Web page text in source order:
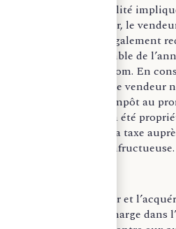
Ce principe d’annualité
d’un bien immobilier, le
au 1er janvier, est légalement
l’impôt pour l’ensemble de
donc établie à son nom. En
après le 1er janvier, le vendeur
une réduction de l’impôt au
pendant lesquels il a été
remboursement de la taxe
fiscale serait donc infructueuse.
Toutefois, le vendeur et
d’un partage de la charge dans